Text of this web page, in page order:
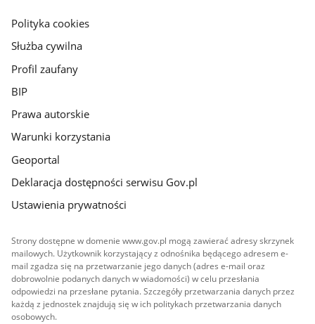
gov.pl
Polityka cookies
Służba cywilna
Profil zaufany
BIP
Prawa autorskie
Warunki korzystania
Geoportal
Deklaracja dostępności serwisu Gov.pl
Ustawienia prywatności
Strony dostępne w domenie www.gov.pl mogą zawierać adresy skrzynek
mailowych. Użytkownik korzystający z odnośnika będącego adresem e-
mail zgadza się na przetwarzanie jego danych (adres e-mail oraz
dobrowolnie podanych danych w wiadomości) w celu przesłania
odpowiedzi na przesłane pytania. Szczegóły przetwarzania danych przez
każdą z jednostek znajdują się w ich politykach przetwarzania danych
osobowych.